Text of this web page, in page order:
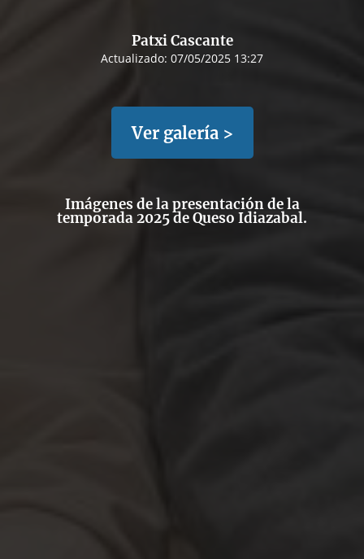
Patxi Cascante
Actualizado: 07/05/2025 13:27
Ver galería >
Imágenes de la presentación de la
temporada 2025 de Queso Idiazabal.